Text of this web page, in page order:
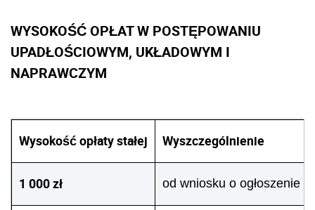
WYSOKOŚĆ OPŁAT W POSTĘPOWANIU
UPADŁOŚCIOWYM, UKŁADOWYM I
NAPRAWCZYM
Wysokość opłaty stałej Wyszczególnienie
1 000 zł od wniosku o ogłoszenie